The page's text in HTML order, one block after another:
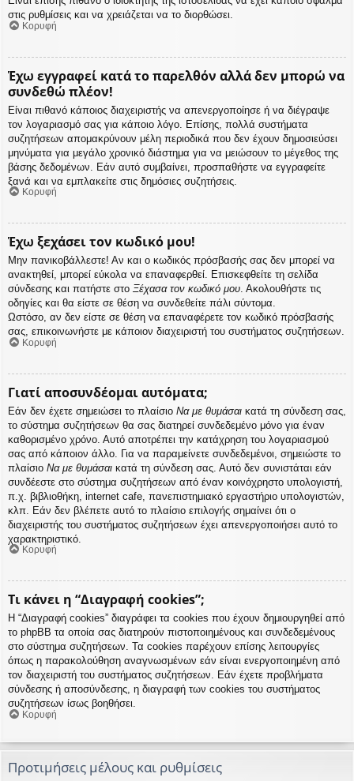
στις ρυθμίσεις και να χρειάζεται να το διορθώσει.
Κορυφή
Έχω εγγραφεί κατά το παρελθόν αλλά δεν μπορώ να
συνδεθώ πλέον!
Είναι πιθανό κάποιος διαχειριστής να απενεργοποίησε ή να διέγραψε
τον λογαριασμό σας για κάποιο λόγο. Επίσης, πολλά συστήματα
συζητήσεων απομακρύνουν μέλη περιοδικά που δεν έχουν δημοσιεύσει
μηνύματα για μεγάλο χρονικό διάστημα για να μειώσουν το μέγεθος της
βάσης δεδομένων. Εάν αυτό συμβαίνει, προσπαθήστε να εγγραφείτε
ξανά και να εμπλακείτε στις δημόσιες συζητήσεις.
Κορυφή
Έχω ξεχάσει τον κωδικό μου!
Μην πανικοβάλλεστε! Αν και ο κωδικός πρόσβασής σας δεν μπορεί να
ανακτηθεί, μπορεί εύκολα να επαναφερθεί. Επισκεφθείτε τη σελίδα
σύνδεσης και πατήστε στο Ξέχασα τον κωδικό μου. Ακολουθήστε τις
οδηγίες και θα είστε σε θέση να συνδεθείτε πάλι σύντομα.
Ωστόσο, αν δεν είστε σε θέση να επαναφέρετε τον κωδικό πρόσβασής
σας, επικοινωνήστε με κάποιον διαχειριστή του συστήματος συζητήσεων.
Κορυφή
Γιατί αποσυνδέομαι αυτόματα;
Εάν δεν έχετε σημειώσει το πλαίσιο Να με θυμάσαι κατά τη σύνδεση σας,
το σύστημα συζητήσεων θα σας διατηρεί συνδεδεμένο μόνο για έναν
καθορισμένο χρόνο. Αυτό αποτρέπει την κατάχρηση του λογαριασμού
σας από κάποιον άλλο. Για να παραμείνετε συνδεδεμένοι, σημειώστε το
πλαίσιο Να με θυμάσαι κατά τη σύνδεση σας. Αυτό δεν συνιστάται εάν
συνδέεστε στο σύστημα συζητήσεων από έναν κοινόχρηστο υπολογιστή,
π.χ. βιβλιοθήκη, internet cafe, πανεπιστημιακό εργαστήριο υπολογιστών,
κλπ. Εάν δεν βλέπετε αυτό το πλαίσιο επιλογής σημαίνει ότι ο
διαχειριστής του συστήματος συζητήσεων έχει απενεργοποιήσει αυτό το
χαρακτηριστικό.
Κορυφή
Τι κάνει η “Διαγραφή cookies”;
Η “Διαγραφή cookies” διαγράφει τα cookies που έχουν δημιουργηθεί από
το phpBB τα οποία σας διατηρούν πιστοποιημένους και συνδεδεμένους
στο σύστημα συζητήσεων. Τα cookies παρέχουν επίσης λειτουργίες
όπως η παρακολούθηση αναγνωσμένων εάν είναι ενεργοποιημένη από
τον διαχειριστή του συστήματος συζητήσεων. Εάν έχετε προβλήματα
σύνδεσης ή αποσύνδεσης, η διαγραφή των cookies του συστήματος
συζητήσεων ίσως βοηθήσει.
Κορυφή
Προτιμήσεις μέλους και ρυθμίσεις